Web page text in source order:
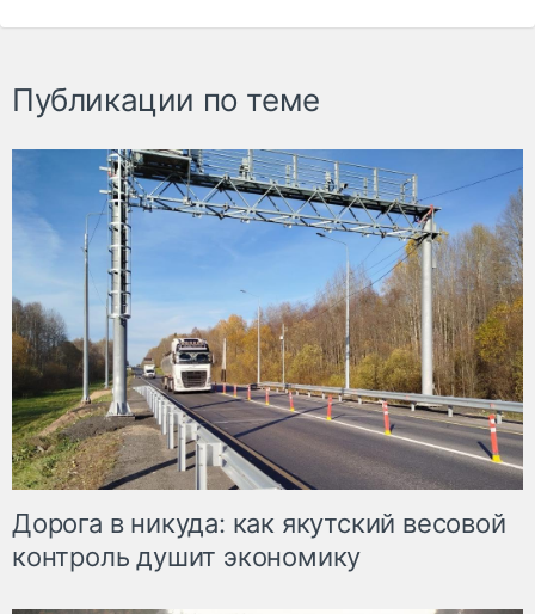
Публикации по теме
Дорога в никуда: как якутский весовой
контроль душит экономику